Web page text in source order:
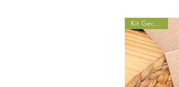
Kit GeckoEco